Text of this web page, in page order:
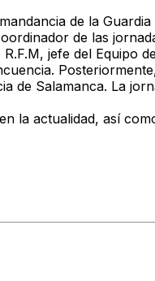
de la Guardia
de las
jefe del Equipo
de Salamanca. La
la actualidad, así